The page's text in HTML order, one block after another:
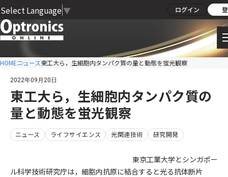
Select Language ▼ ログイン
HOMEニュース東工大ら，生細胞内タンパク質の量と動態を蛍光観察
2022年09月20日
東工大ら，生細胞内タンパク質の
量と動態を蛍光観察
ニュース ライフサイエンス 光関連技術 研究開発
東京工業大学とシンガポー
ル科学技術研究庁は，細胞内抗原に結合すると光る抗体断片